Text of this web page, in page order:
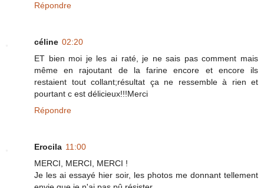
Répondre
céline 02:20
ET bien moi je les ai raté, je ne sais pas comment mais
même en rajoutant de la farine encore et encore ils
restaient tout collant;résultat ça ne ressemble à rien et
pourtant c est délicieux!!!Merci
Répondre
Erocila 11:00
MERCI, MERCI, MERCI !
Je les ai essayé hier soir, les photos me donnant tellement